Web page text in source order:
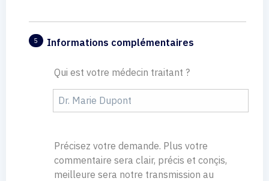
5 Informations complémentaires
Qui est votre médecin traitant ?
Précisez votre demande. Plus votre
commentaire sera clair, précis et conçis,
meilleure sera notre transmission au